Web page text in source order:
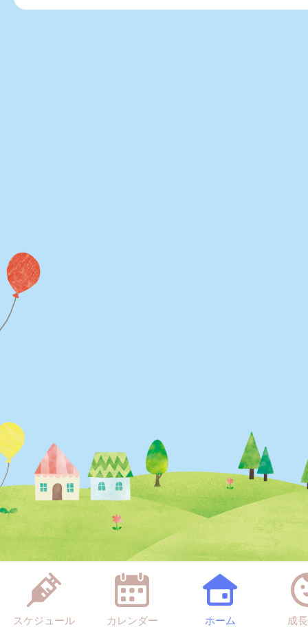
スケジュール カレンダー ホーム 成